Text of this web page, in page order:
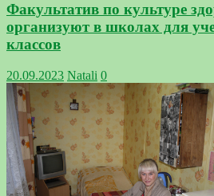
Факультатив по культуре
организуют в школах для
классов
20.09.2023 Natali 0